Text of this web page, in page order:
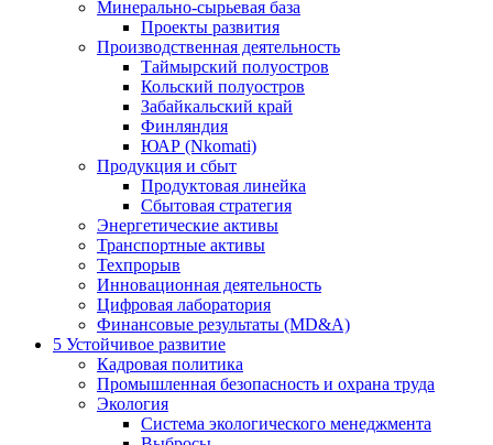
Минерально-сырьевая база
Проекты развития
Производственная деятельность
Таймырский полуостров
Кольский полуостров
Забайкальский край
Финляндия
ЮАР (Nkomati)
Продукция и сбыт
Продуктовая линейка
Сбытовая стратегия
Энергетические активы
Транспортные активы
Техпрорыв
Инновационная деятельность
Цифровая лаборатория
Финансовые результаты (MD&A)
5 Устойчивое развитие
Кадровая политика
Промышленная безопасность и охрана труда
Экология
Система экологического менеджмента